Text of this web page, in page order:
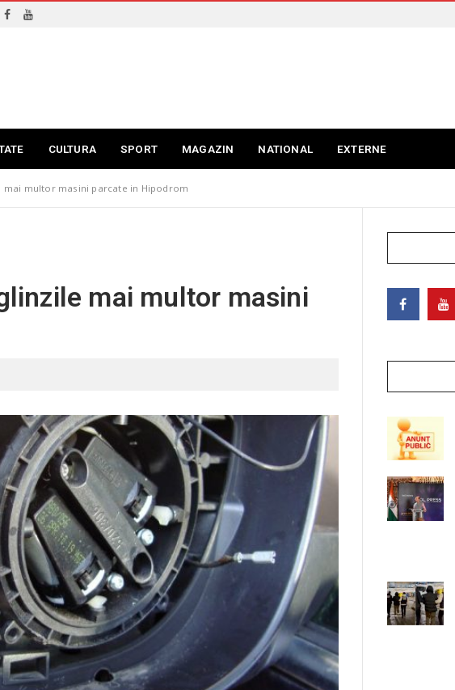
CULTURA SPORT MAGAZIN NATIONAL EXTERNE
mai multor masini parcate in Hipodrom
mai multor masini